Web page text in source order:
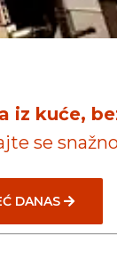
iz kuće,
se
DANAS